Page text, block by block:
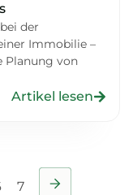
der
Immobilie –
Planung von
Artikel lesen
7